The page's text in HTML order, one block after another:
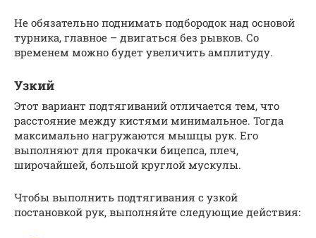
Не обязательно поднимать подбородок над основой
турника, главное – двигаться без рывков. Со
временем можно будет увеличить амплитуду.
Узкий
Этот вариант подтягиваний отличается тем, что
расстояние между кистями минимальное. Тогда
максимально нагружаются мышцы рук. Его
выполняют для прокачки бицепса, плеч,
широчайшей, большой круглой мускулы.
Чтобы выполнить подтягивания с узкой
постановкой рук, выполняйте следующие действия: